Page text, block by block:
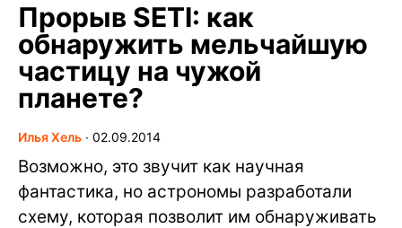
Прорыв SETI: как
обнаружить мельчайшую
частицу на чужой
планете?
Илья Хель ∙ 02.09.2014
Возможно, это звучит как научная
фантастика, но астрономы разработали
схему, которая позволит им обнаруживать